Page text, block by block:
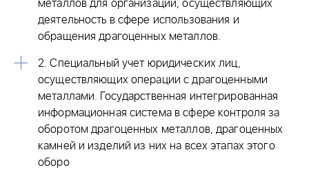
металлов для организаций, осуществляющих
деятельность в сфере использования и
обращения драгоценных металлов.
2. Специальный учет юридических лиц,
осуществляющих операции с драгоценными
металлами. Государственная интегрированная
информационная система в сфере контроля за
оборотом драгоценных металлов, драгоценных
камней и изделий из них на всех этапах этого
оборо